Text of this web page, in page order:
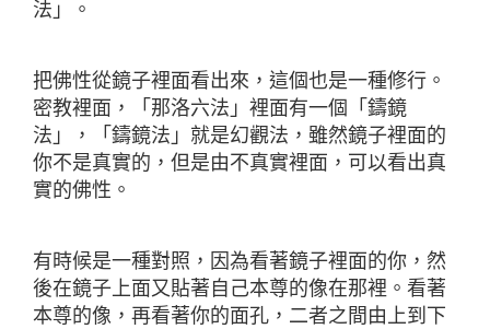
法」。
把佛性從鏡子裡面看出來，這個也是一種修行。
密教裡面，「那洛六法」裡面有一個「鑄鏡
法」，「鑄鏡法」就是幻觀法，雖然鏡子裡面的
你不是真實的，但是由不真實裡面，可以看出真
實的佛性。
有時候是一種對照，因為看著鏡子裡面的你，然
後在鏡子上面又貼著自己本尊的像在那裡。看著
本尊的像，再看著你的面孔，二者之間由上到下